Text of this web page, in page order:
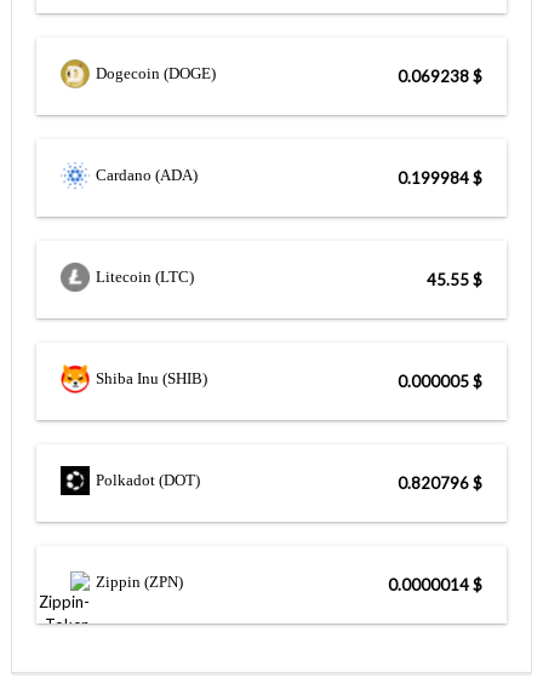
Dogecoin (DOGE) $ 0.069238
Cardano (ADA) $ 0.199984
Litecoin (LTC) $ 45.55
Shiba Inu (SHIB) $ 0.000005
Polkadot (DOT) $ 0.820796
Zippin (ZPN) $ 0.0000014